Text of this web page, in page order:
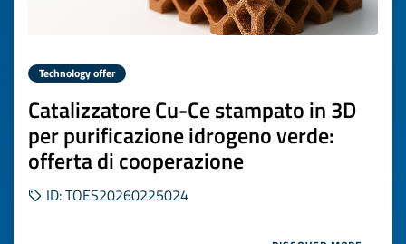
Technology offer
Catalizzatore Cu-Ce stampato in 3D
per purificazione idrogeno verde:
offerta di cooperazione
ID: TOES20260225024